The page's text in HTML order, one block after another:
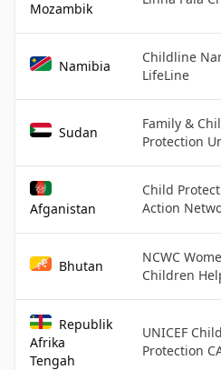
Mozambik
Namibia
Childline
LifeLine
Sudan
Family &
Protection
Afganistan
Child
Action
Bhutan
NCWC
Children
Republik
Afrika
Tengah
UNICEF Child
Protection